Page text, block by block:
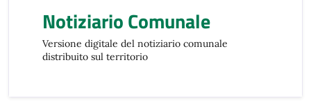
Notiziario Comunale
Versione digitale del notiziario comunale
distribuito sul territorio